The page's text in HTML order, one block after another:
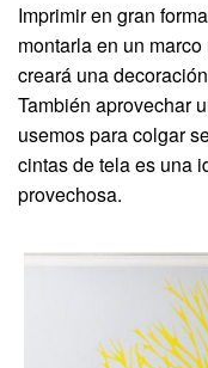
Imprimir en gran
montarla en un
creará una
También aprovechar
usemos para colgar
cintas de tela es una
provechosa.